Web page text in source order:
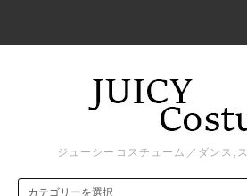
ジューシーコスチューム／ダンス,